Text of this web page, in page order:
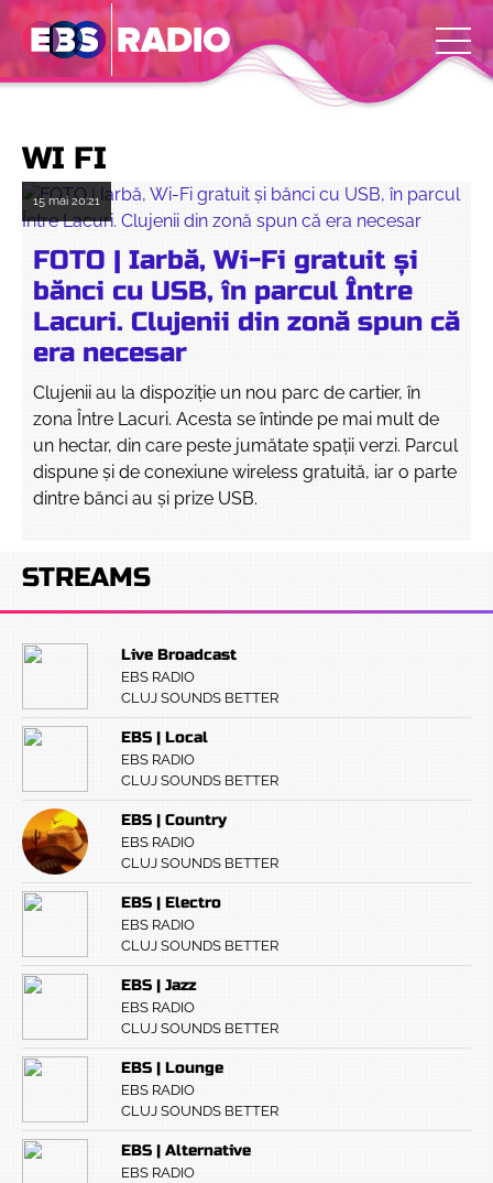
WI FI
15 mai 20:21
FOTO | Iarbă, Wi-Fi gratuit și
bănci cu USB, în parcul Între
Lacuri. Clujenii din zonă spun că
era necesar
Clujenii au la dispoziție un nou parc de cartier, în
zona Între Lacuri. Acesta se întinde pe mai mult de
un hectar, din care peste jumătate spații verzi. Parcul
dispune și de conexiune wireless gratuită, iar o parte
dintre bănci au și prize USB.
STREAMS
Live Broadcast
EBS RADIO
CLUJ SOUNDS BETTER
EBS | Local
EBS RADIO
CLUJ SOUNDS BETTER
EBS | Country
EBS RADIO
CLUJ SOUNDS BETTER
EBS | Electro
EBS RADIO
CLUJ SOUNDS BETTER
EBS | Jazz
EBS RADIO
CLUJ SOUNDS BETTER
EBS | Lounge
EBS RADIO
CLUJ SOUNDS BETTER
EBS | Alternative
EBS RADIO